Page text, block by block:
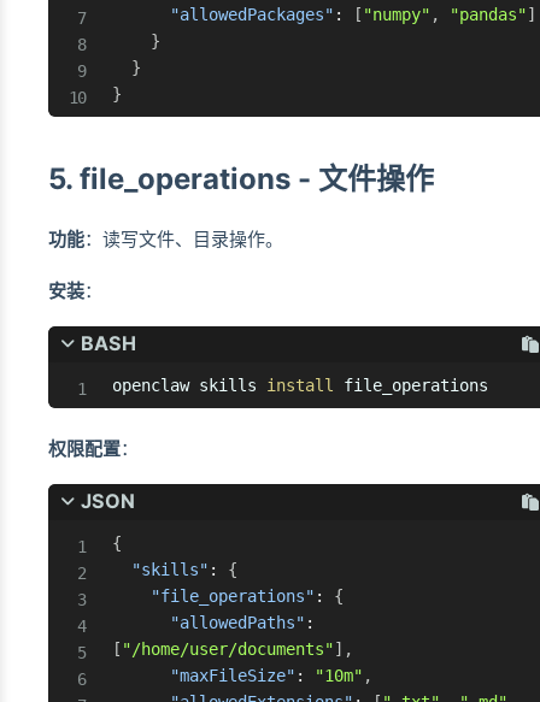
"allowedPackages" : [ "numpy" , "pandas"]
}
}
}
5. file_operations - 文件操作
功能：读写文件、目录操作。
安装：
BASH
openclaw skills install file_operations
权限配置：
JSON
{
"skills" :
{
"file_operations" :
{
"allowedPaths" :
[ "/home/user/documents"] ,
"maxFileSize" : "10m" ,